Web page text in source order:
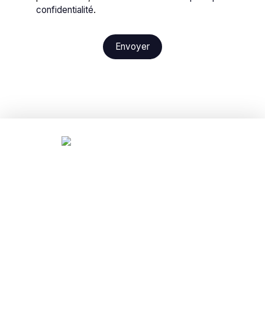
confidentialité.
Envoyer